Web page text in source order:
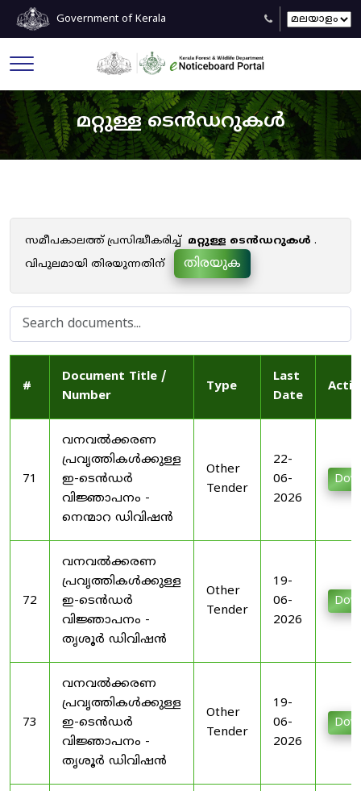
Government of Kerala
മറ്റുള്ള ടെൻഡറുകൾ
സമീപകാലത്ത് പ്രസിദ്ധീകരിച്ച് മറ്റുള്ള ടെൻഡറുകൾ .
വിപുലമായി തിരയുന്നതിന്
തിരയുക
#
Document Title /
Number
Type
Last
Date
71
വനവൽക്കരണ
പ്രവൃത്തികൾക്കുള്ള
ഇ-ടെൻഡർ
വിജ്ഞാപനം -
നെന്മാറ ഡിവിഷൻ
Other
Tender
22-
06-
2026
72
വനവൽക്കരണ
പ്രവൃത്തികൾക്കുള്ള
ഇ-ടെൻഡർ
വിജ്ഞാപനം -
തൃശൂർ ഡിവിഷൻ
Other
Tender
19-
06-
2026
73
വനവൽക്കരണ
പ്രവൃത്തികൾക്കുള്ള
ഇ-ടെൻഡർ
വിജ്ഞാപനം -
തൃശൂർ ഡിവിഷൻ
Other
Tender
19-
06-
2026